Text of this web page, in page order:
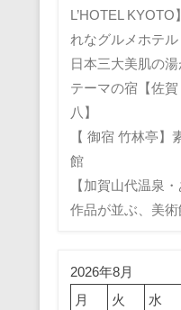
L’HOTEL
れなグルメホテル
日本三大美肌の
テーマの宿【佐
八】
【 御宿 竹林亭】
館
【加賀山代温泉
作品が並ぶ、美
2026年8月
月
火 水